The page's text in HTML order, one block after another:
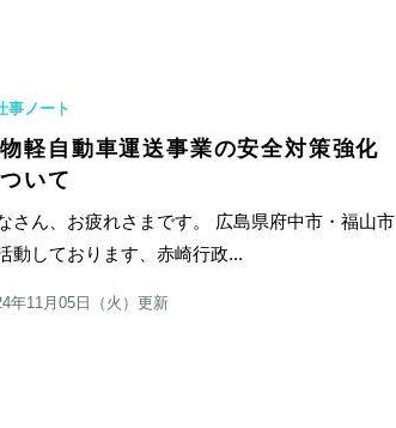
事ノート
軽自動車運送事業の安全対策強化
いて
さん、お疲れさまです。 広島県府中市・福山市
動しております、赤崎行政...
年11月05日（火）更新